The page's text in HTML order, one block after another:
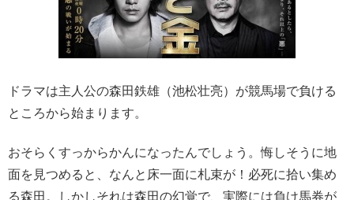
ドラマは主人公の森田鉄雄（池松壮亮）が競馬場で負ける
ところから始まります。
おそらくすっからかんになったんでしょう。悔しそうに地
面を見つめると、なんと床一面に札束が！必死に拾い集め
る森田。しかしそれは森田の幻覚で、実際には負け馬券が